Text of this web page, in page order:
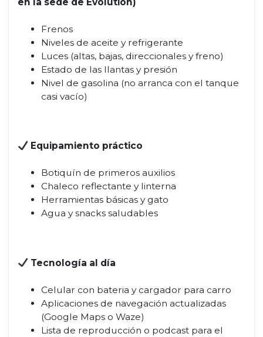
Frenos
Niveles de aceite y refrigerante
Luces (altas, bajas, direccionales y freno)
Estado de las llantas y presión
Nivel de gasolina (no arranca con el tanque
casi vacío)
Equipamiento práctico
Botiquín de primeros auxilios
Chaleco reflectante y linterna
Herramientas básicas y gato
Agua y snacks saludables
Tecnología al día
Celular con bateria y cargador para carro
Aplicaciones de navegación actualizadas
(Google Maps o Waze)
Lista de reproducción o podcast para el